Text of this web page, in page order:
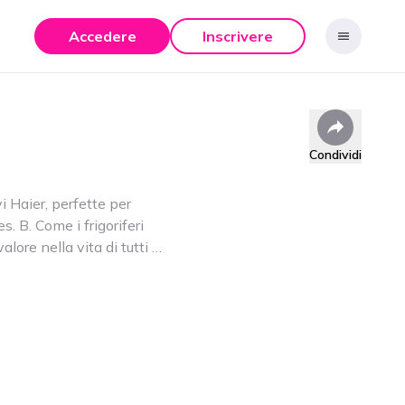
Accedere Inscrivere
Condividi
Haier, perfette per
B. Come i frigoriferi
nella vita di tutti i